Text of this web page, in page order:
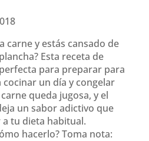
carne y estás cansado de
Esta receta de
para preparar para
un día y congelar
queda jugosa, y el
un sabor adictivo que
tu dieta habitual.
hacerlo? Toma nota: